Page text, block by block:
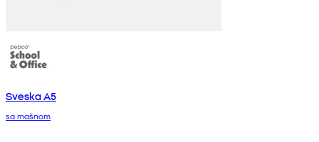
Sveska A5
sa mašnom